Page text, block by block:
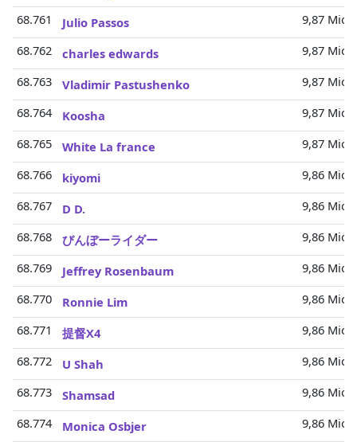
68.761
Julio Passos
9,87 Mio.
68.762
charles edwards
9,87 Mio.
68.763
Vladimir Pastushenko
9,87 Mio.
68.764
Koosha
9,87 Mio.
68.765
White La france
9,87 Mio.
68.766
kiyomi
9,86 Mio.
68.767
D D.
9,86 Mio.
68.768
びんぼーライダー
9,86 Mio.
68.769
Jeffrey Rosenbaum
9,86 Mio.
68.770
Ronnie Lim
9,86 Mio.
68.771
提督X4
9,86 Mio.
68.772
U Shah
9,86 Mio.
68.773
Shamsad
9,86 Mio.
68.774
Monica Osbjer
9,86 Mio.